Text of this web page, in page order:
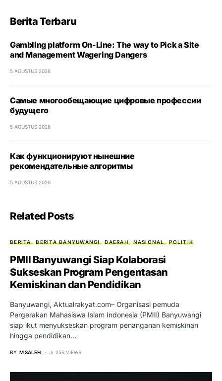
Berita Terbaru
Gambling platform On-Line: The way to Pick a Site
and Management Wagering Dangers
5 AGUSTUS 2026
Самые многообещающие цифровые профессии
будущего
5 AGUSTUS 2026
Как функционируют нынешние
рекомендательные алгоритмы
5 AGUSTUS 2026
Related Posts
BERITA BERITA BANYUWANGI DAERAH NASIONAL POLITIK
PMII Banyuwangi Siap Kolaborasi
Sukseskan Program Pengentasan
Kemiskinan dan Pendidikan
Banyuwangi, Aktualrakyat.com– Organisasi pemuda
Pergerakan Mahasiswa Islam Indonesia (PMII) Banyuwangi
siap ikut menyukseskan program penanganan kemiskinan
hingga pendidikan…
BY M SALEH 256 VIEWS